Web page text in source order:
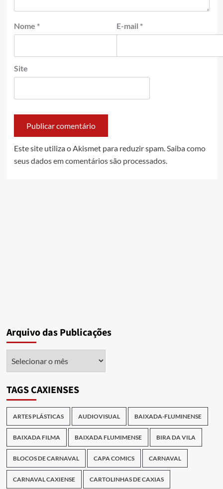
Nome * E-mail *
Site
Este site utiliza o Akismet para reduzir spam.Saiba como
seus dados em comentários são processados.
Arquivo das Publicações
TAGS CAXIENSES
ARTES PLÁSTICAS AUDIOVISUAL BAIXADA-FLUMINENSE
BAIXADA FILMA BAIXADA FLUMIMENSE BIRA DA VILA
BLOCOS DE CARNAVAL CAPA COMICS CARNAVAL
CARNAVAL CAXIENSE CARTOLINHAS DE CAXIAS